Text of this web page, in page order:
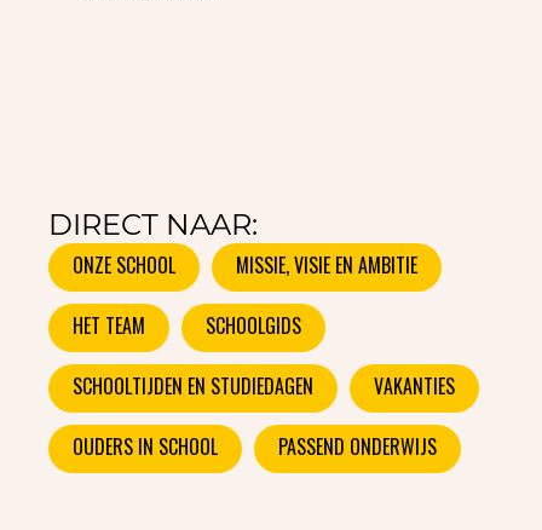
DIRECT NAAR:
ONZE SCHOOL MISSIE, VISIE EN AMBITIE
HET TEAM SCHOOLGIDS
SCHOOLTIJDEN EN STUDIEDAGEN VAKANTIES
OUDERS IN SCHOOL PASSEND ONDERWIJS